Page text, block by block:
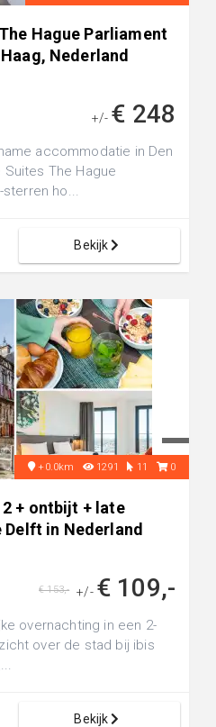
Hague Parliament
Nederland
+/- € 248
accommodatie in Den
The Hague
sterren ho...
Bekijk
+0.0km 1291 11 0
+ ontbijt + late
in Nederland
+/- € 109,-
€ 153,-
overnachting in een 2-
over de stad bij ibis
Bekijk